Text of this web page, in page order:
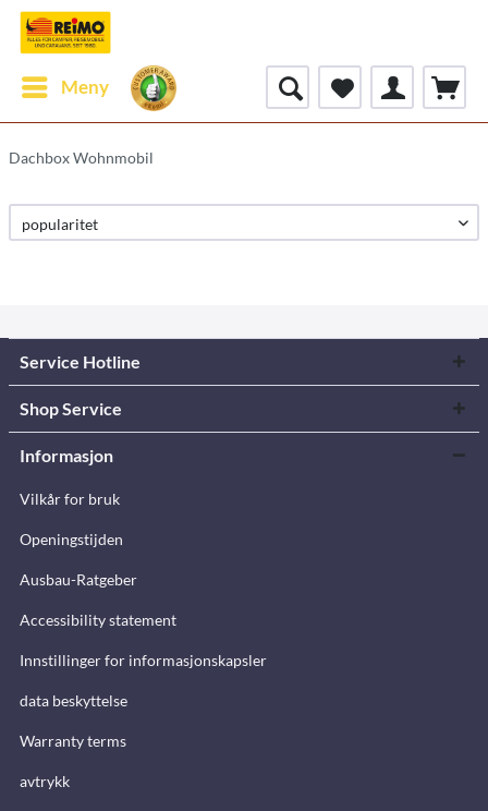
Meny
Dachbox Wohnmobil
Service Hotline
Shop Service
Informasjon
Vilkår for bruk
Openingstijden
Ausbau-Ratgeber
Accessibility statement
Innstillinger for informasjonskapsler
data beskyttelse
Warranty terms
avtrykk